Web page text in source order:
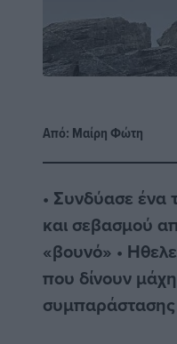
Από: Μαίρη Φώτη
• Συνδύασε ένα
και σεβασμού
«βουνό» •
που δίνουν
συμπαράστασης